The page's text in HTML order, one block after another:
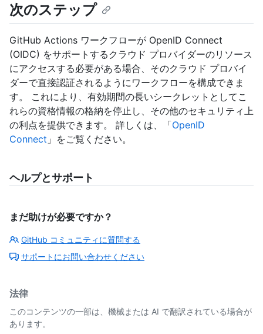
次のステップ
GitHub Actions ワークフローが OpenID Connect
(OIDC) をサポートするクラウド プロバイダーのリソース
にアクセスする必要がある場合、そのクラウド プロバイ
ダーで直接認証されるようにワークフローを構成できま
す。 これにより、有効期間の長いシークレットとしてこ
れらの資格情報の格納を停止し、その他のセキュリティ上
の利点を提供できます。 詳しくは、「OpenID
Connect 」をご覧ください。
ヘルプとサポート
まだ助けが必要ですか？
GitHub コミュニティに質問する
サポートにお問い合わせください
法律
このコンテンツの一部は、機械または AI で翻訳されている場合が
あります。